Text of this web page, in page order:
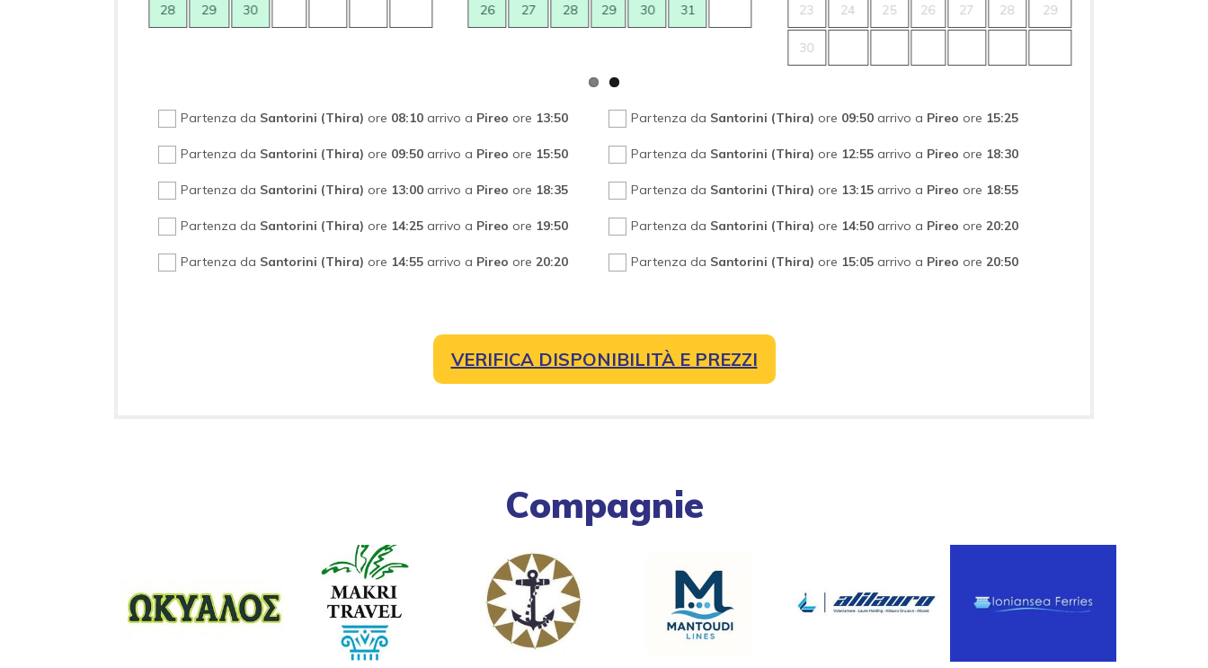
28 29 30 26 27 28 29 30 31 23 24 25 26 27 28 29
30
Partenza da Santorini (Thira) ore 08:10 arrivo a Pireo ore 13:50 Partenza da Santorini (Thira) ore 09:50 arrivo a Pireo ore 15:25
Partenza da Santorini (Thira) ore 09:50 arrivo a Pireo ore 15:50 Partenza da Santorini (Thira) ore 12:55 arrivo a Pireo ore 18:30
Partenza da Santorini (Thira) ore 13:00 arrivo a Pireo ore 18:35 Partenza da Santorini (Thira) ore 13:15 arrivo a Pireo ore 18:55
Partenza da Santorini (Thira) ore 14:25 arrivo a Pireo ore 19:50 Partenza da Santorini (Thira) ore 14:50 arrivo a Pireo ore 20:20
Partenza da Santorini (Thira) ore 14:55 arrivo a Pireo ore 20:20 Partenza da Santorini (Thira) ore 15:05 arrivo a Pireo ore 20:50
VERIFICA DISPONIBILITÀ E PREZZI
Compagnie